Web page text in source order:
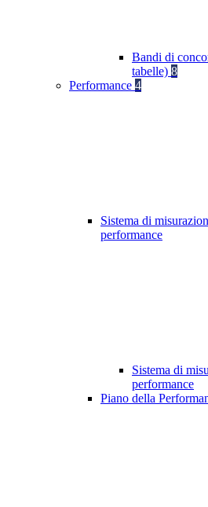
Bandi di
tabelle) 8
Performance 4
Sistema di
performance
Sistema di
performance
Piano della